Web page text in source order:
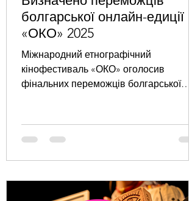
болгарської онлайн-едиції
«ОКО» 2025
Міжнародний етнографічний
кінофестиваль «ОКО» оголосив
фінальних переможців болгарської
(Audience Grand Prize – Bulgarian Online
Edition). За рішенням глядачів Гран-прі
присуджено одночасно двом стрічкам: